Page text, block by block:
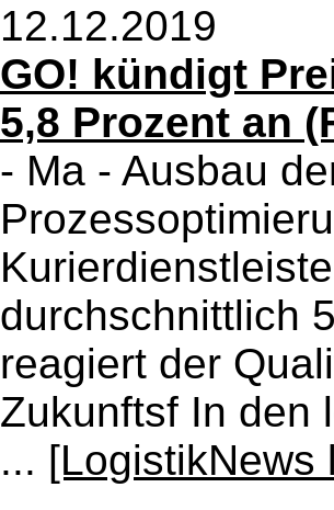
12.12.2019
GO! kündigt
5,8 Prozent an
- Ma - Ausbau
durchschnittlich
reagiert der
Zukunftsf In den
... [LogistikNews